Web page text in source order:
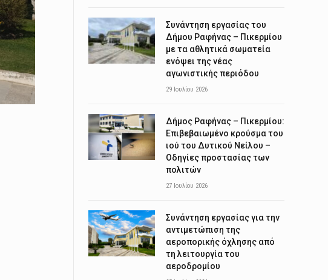
Συνάντηση εργασίας του
Δήμου Ραφήνας – Πικερμίου
με τα αθλητικά σωματεία
ενόψει της νέας
αγωνιστικής περιόδου
29 Ιουλίου 2026
Δήμος Ραφήνας – Πικερμίου:
Επιβεβαιωμένο κρούσμα του
ιού του Δυτικού Νείλου –
Οδηγίες προστασίας των
πολιτών
27 Ιουλίου 2026
Συνάντηση εργασίας για την
αντιμετώπιση της
αεροπορικής όχλησης από
τη λειτουργία του
αεροδρομίου